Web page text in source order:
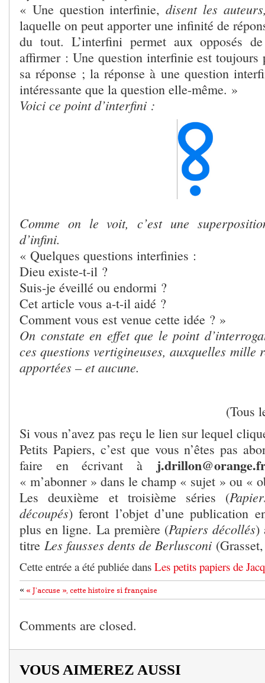
« Une question interfinie,disent les
laquelle on peut apporter une infinité de
du tout. L’interfini permet aux opposés
affirmer : Une question interfinie est toujours
sa réponse ; la réponse à une question
intéressante que la question elle-même. »
Voici ce point d’interfini :
Comme on le voit, c’est une
d’infini.
« Quelques questions interfinies :
Dieu existe-t-il ?
Suis-je éveillé ou endormi ?
Cet article vous a-t-il aidé ?
Comment vous est venue cette idée ? »
On constate en effet que le point
ces questions vertigineuses, auxquelles mille
apportées – et aucune.
(Tous
Si vous n’avez pas reçu le lien sur lequel
Petits Papiers, c’est que vous n’êtes pas
faire en écrivant à
« m’abonner » dans le champ « sujet » ou «
Les deuxième et troisième séries (
découpés) feront l’objet d’une publication
plus en ligne. La première (Papiers décollés)
titre Les fausses dents de Berlusconi
Cette entrée a été publiée dans Les petits papiers de
« « J’accuse », cette histoire si française
Comments are closed.
VOUS AIMEREZ AUSSI